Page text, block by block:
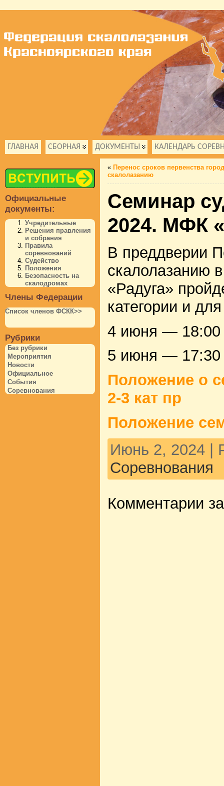
ГЛАВНАЯ СБОРНАЯ ДОКУМЕНТЫ КАЛЕНДАРЬ
Официальные
документы:
Учредительные
Решения правления
и собрания
Правила
соревнований
Судейство
Положения
Безопасность на
скалодромах
Члены Федерации
Список членов ФСКК>>
Рубрики
Без рубрики
Мероприятия
Новости
Официальное
События
Соревнования
« Перенос сроков первенства
скалолазанию
Семинар
2024. МФК
В преддверии
скалолазанию
«Радуга»
категории и
4 июня — 18:00
5 июня — 17:30
Положение о
2-3 кат пр
Положение
Июнь 2, 2024 |
Соревнования
Комментарии